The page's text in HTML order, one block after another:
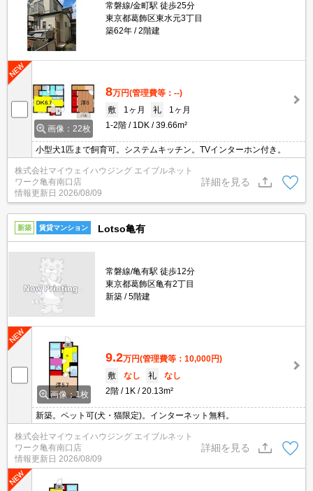
常磐線/金町駅 徒歩25分
東京都葛飾区東水元3丁目
築62年
2階建
画像：22枚
8万円(管理費等：--)
敷
1ヶ月 礼
1ヶ月
1-2階
1DK 39.66m²
小型犬1匹まで飼育可。システムキッチン。TVインターホン付き。
株式会社マイウェイハウジング エイブルネット
ワーク亀有南口店
情報更新日 2026/08/09
詳細を見る
新築 賃貸マンション Lotso亀有
常磐線/亀有駅 徒歩12分
東京都葛飾区亀有2丁目
新築
5階建
画像：1枚
9.2万円(管理費等：10,000円)
敷
なし 礼
なし
2階
1K 20.13m²
新築。ペット可(犬・猫限定)。インターネット無料。
株式会社マイウェイハウジング エイブルネット
ワーク亀有南口店
情報更新日 2026/08/09
詳細を見る